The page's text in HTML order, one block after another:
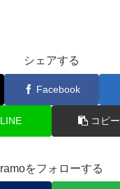
シェアする
Facebook
LINE コピー
ramoをフォローする